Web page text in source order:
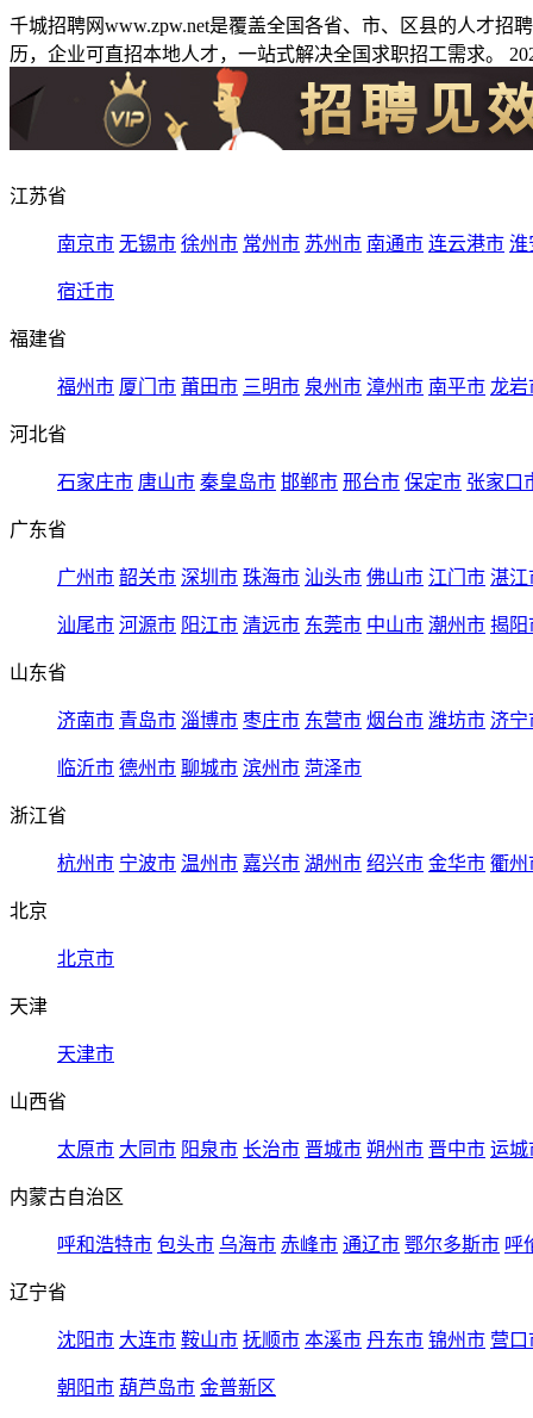
千城招聘网www.zpw.net是覆盖全国各省、市、区县的人才
历，企业可直招本地人才，一站式解决全国求职招工需求。
江苏省
南京市 无锡市 徐州市 常州市 苏州市 南通市 连云港市 淮
宿迁市
福建省
福州市 厦门市 莆田市 三明市 泉州市 漳州市 南平市 龙岩
河北省
石家庄市 唐山市 秦皇岛市 邯郸市 邢台市 保定市 张家口
广东省
广州市 韶关市 深圳市 珠海市 汕头市 佛山市 江门市 湛江
汕尾市 河源市 阳江市 清远市 东莞市 中山市 潮州市 揭阳
山东省
济南市 青岛市 淄博市 枣庄市 东营市 烟台市 潍坊市 济宁
临沂市 德州市 聊城市 滨州市 菏泽市
浙江省
杭州市 宁波市 温州市 嘉兴市 湖州市 绍兴市 金华市 衢州
北京
北京市
天津
天津市
山西省
太原市 大同市 阳泉市 长治市 晋城市 朔州市 晋中市 运城
内蒙古自治区
呼和浩特市 包头市 乌海市 赤峰市 通辽市 鄂尔多斯市 呼
辽宁省
沈阳市 大连市 鞍山市 抚顺市 本溪市 丹东市 锦州市 营口
朝阳市 葫芦岛市 金普新区